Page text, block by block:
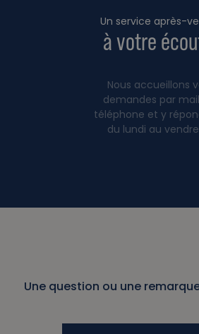
Un service après-
à votre
Nous accueillons
demandes par
téléphone et y
du lundi au
Une question ou une